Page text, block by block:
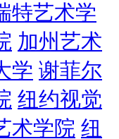
特艺术学
加州艺术
学 谢菲尔
纽约视觉
术学院 纽